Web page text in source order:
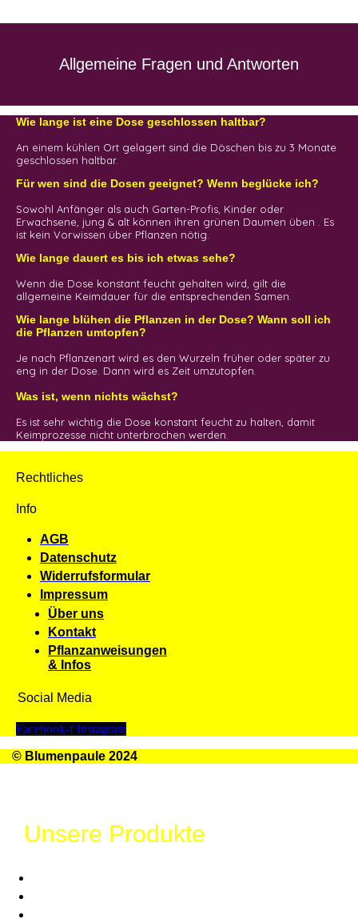
Allgemeine Fragen und Antworten
Wie lange ist eine Dose geschlossen haltbar?
An einem kühlen Ort gelagert sind die Döschen bis zu 3 Monate
geschlossen haltbar.
Für wen sind die Dosen geeignet? Wenn beglücke ich?
Sowohl Anfänger als auch Garten-Profis, Kinder oder
Erwachsene, jung & alt können ihren grünen Daumen üben . Es
ist kein Vorwissen über Pflanzen nötig.
Wie lange dauert es bis ich etwas sehe?
Wenn die Dose konstant feucht gehalten wird, gilt die
allgemeine Keimdauer für die entsprechenden Samen.
Wie lange blühen die Pflanzen in der Dose? Wann soll ich
die Pflanzen umtopfen?
Je nach Pflanzenart wird es den Wurzeln früher oder später zu
eng in der Dose. Dann wird es Zeit umzutopfen.
Was ist, wenn nichts wächst?
Es ist sehr wichtig die Dose konstant feucht zu halten, damit
Keimprozesse nicht unterbrochen werden.
Rechtliches
Info
AGB
Datenschutz
Widerrufsformular
Impressum
Über uns
Kontakt
Pflanzanweisungen
& Infos
Social Media
Facebook-f Instagram
© Blumenpaule 2024
Unsere Produkte